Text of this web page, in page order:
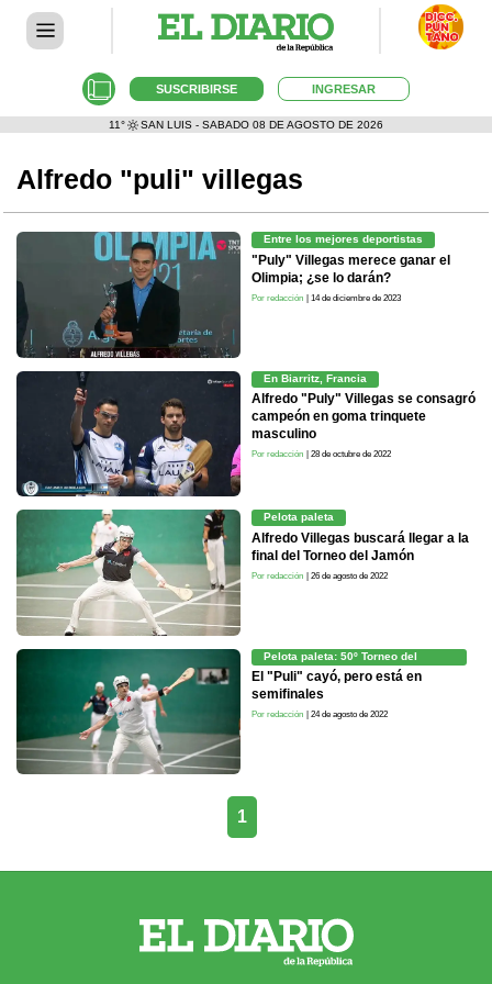
SUSCRIBIRSE INGRESAR
11° SAN LUIS - SABADO 08 DE AGOSTO DE 2026
Alfredo "puli" villegas
Entre los mejores deportistas
"Puly" Villegas merece ganar el
Olimpia; ¿se lo darán?
Por redacción | 14 de diciembre de 2023
En Biarritz, Francia
Alfredo "Puly" Villegas se consagró
campeón en goma trinquete
masculino
Por redacción | 28 de octubre de 2022
Pelota paleta
Alfredo Villegas buscará llegar a la
final del Torneo del Jamón
Por redacción | 26 de agosto de 2022
Pelota paleta: 50º Torneo del
Jamón
El "Puli" cayó, pero está en
semifinales
Por redacción | 24 de agosto de 2022
1